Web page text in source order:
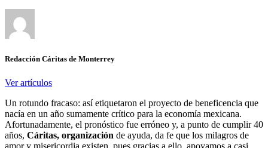
Redacción Cáritas de Monterrey
Ver artículos
Un rotundo fracaso: así etiquetaron el proyecto de beneficencia que
nacía en un año sumamente crítico para la economía mexicana.
Afortunadamente, el pronóstico fue erróneo y, a punto de cumplir 40
años, Cáritas, organización de ayuda, da fe que los milagros de
amor y misericordia existen, pues gracias a ello, apoyamos a casi